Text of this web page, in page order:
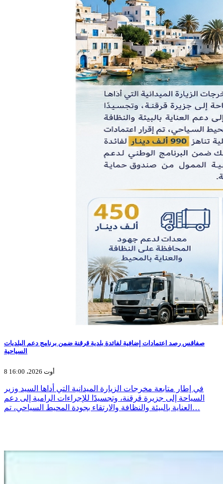
صفاقس رصد اعتمادات إضافية لفائدة بلدية قرقنة ضمن برنامج دعم البلديات
السياحية
8 أوت 2026، 16:00
في إطار متابعة مخرجات الزيارة الميدانية التي أداها السيد وزير
السياحة إلى جزيرة قرقنة، وتجسيدًا للإجراءات الرامية إلى دعم
العناية بالبيئة والنظافة والارتقاء بجودة المحيط السياحي، تم…